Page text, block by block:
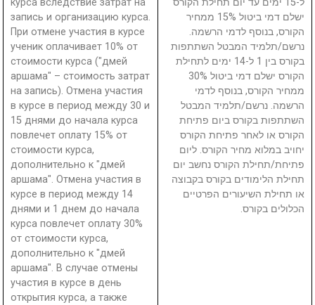
запись и организацию курса.
При отмене участия в курсе
ученик оплачивает 10% от
стоимости курса ("дмей
аршама" – стоимость затрат
на запись). Отмена участия
в курсе в период между 30 и
15 днями до начала курса
повлечет оплату 15% от
стоимости курса,
дополнительно к "дмей
аршама". Отмена участия в
курсе в период между 14
днями и 1 днем до начала
курса повлечет оплату 30%
от стоимости курса,
дополнительно к "дмей
аршама". В случае отмены
участия в курсе в день
открытия курса, а также
ישלם דמי ביטול 15% ממחיר
הקורס, בנוסף לדמי הרשמה.
נרשם/תלמיד המבטל השתתפות
בקורס בין 1 ל-14 ימים לתחילת
הקורס ישלם דמי ביטול 30%
ממחיר הקורס, בנוסף לדמי
הרשמה. נרשם/תלמיד המבטל
השתתפות בקורס ביום פתיחת
הקורס או לאחר פתיחת הקורס
יחויב במלוא מחיר הקורס. ליום
פתיחת/תחילת הקורס נחשב יום
תחילת הלימודים בקורס בקבוצה
או תחילת השיעורים הפרטיים
הכלולים בקורס.